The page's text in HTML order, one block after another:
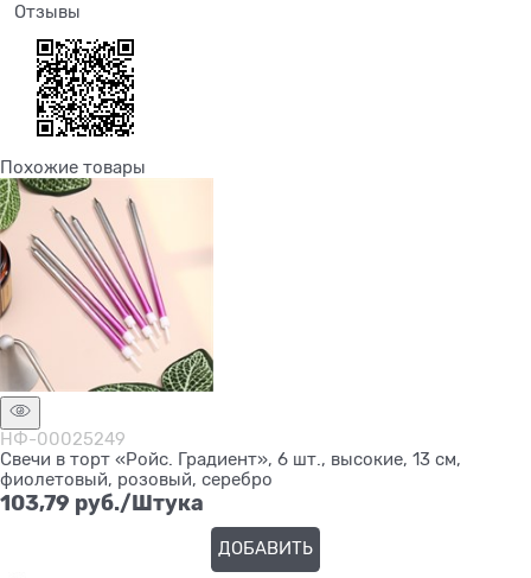
Отзывы
Похожие товары
НФ-00025249
Свечи в торт «Ройс. Градиент», 6 шт., высокие, 13 см,
фиолетовый, розовый, серебро
103,79 руб./Штука
ДОБАВИТЬ